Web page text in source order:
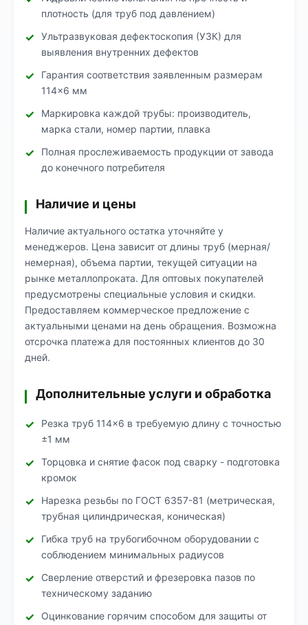
плотность (для труб под давлением)
Ультразвуковая дефектоскопия (УЗК) для
выявления внутренних дефектов
Гарантия соответствия заявленным размерам
114×6 мм
Маркировка каждой трубы: производитель,
марка стали, номер партии, плавка
Полная прослеживаемость продукции от завода
до конечного потребителя
Наличие и цены
Наличие актуального остатка уточняйте у
менеджеров. Цена зависит от длины труб (мерная/
немерная), объема партии, текущей ситуации на
рынке металлопроката. Для оптовых покупателей
предусмотрены специальные условия и скидки.
Предоставляем коммерческое предложение с
актуальными ценами на день обращения. Возможна
отсрочка платежа для постоянных клиентов до 30
дней.
Дополнительные услуги и обработка
Резка труб 114×6 в требуемую длину с точностью
±1 мм
Торцовка и снятие фасок под сварку - подготовка
кромок
Нарезка резьбы по ГОСТ 6357-81 (метрическая,
трубная цилиндрическая, коническая)
Гибка труб на трубогибочном оборудовании с
соблюдением минимальных радиусов
Сверление отверстий и фрезеровка пазов по
техническому заданию
Оцинкование горячим способом для защиты от